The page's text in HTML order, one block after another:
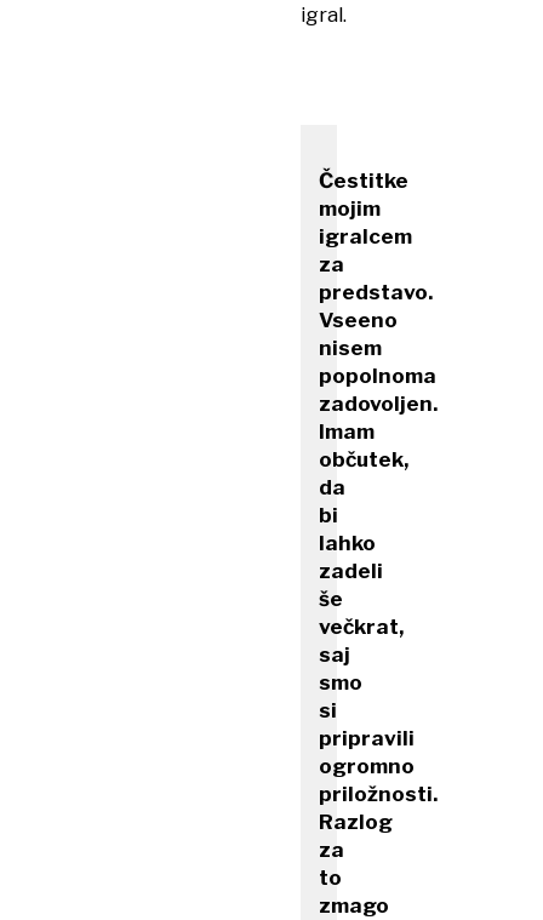
igral.
Čestitke
mojim
igralcem
za
predstavo.
Vseeno
nisem
popolnoma
zadovoljen.
Imam
občutek,
da
bi
lahko
zadeli
še
večkrat,
saj
smo
si
pripravili
ogromno
priložnosti.
Razlog
za
to
zmago